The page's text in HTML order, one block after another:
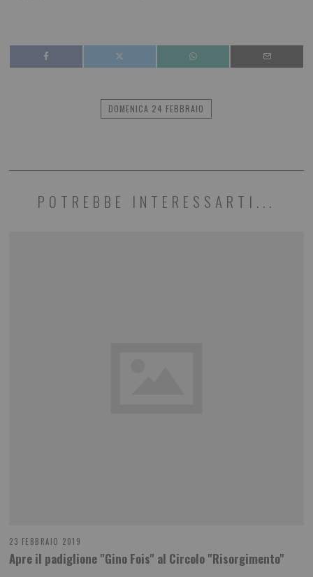
DOMENICA 24 FEBBRAIO
POTREBBE INTERESSARTI...
23 FEBBRAIO 2019
Apre il padiglione "Gino Fois" al Circolo "Risorgimento"